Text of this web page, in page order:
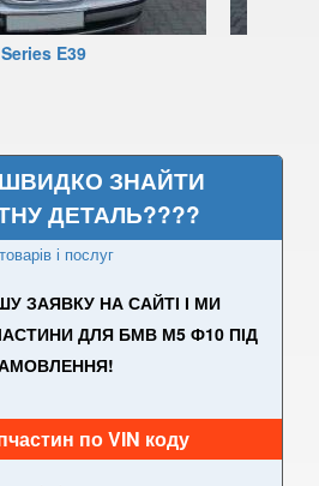
E39
ЗНАЙТИ
ДЕТАЛЬ????
і послуг
ЗАЯВКУ НА САЙТІ І МИ
ДЛЯ БМВ М5 Ф10 ПІД
по VIN коду